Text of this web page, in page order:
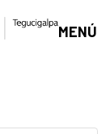
MENÚ